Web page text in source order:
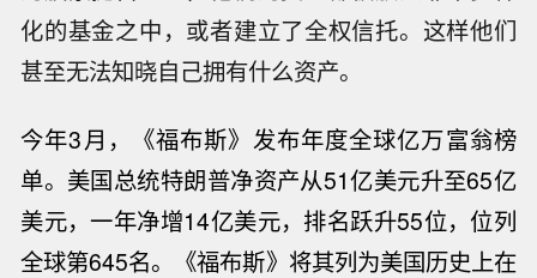
化的基金之中，或者建立了全权信托。这样他们
甚至无法知晓自己拥有什么资产。
今年3月，《福布斯》发布年度全球亿万富翁榜
单。美国总统特朗普净资产从51亿美元升至65亿
美元，一年净增14亿美元，排名跃升55位，位列
全球第645名。
《福布斯》将其列为美国历史上在